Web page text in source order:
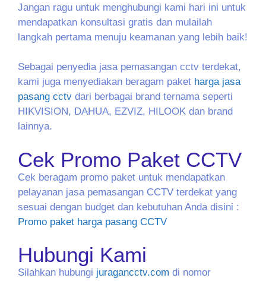
Jangan ragu untuk menghubungi kami hari ini untuk
mendapatkan konsultasi gratis dan mulailah
langkah pertama menuju keamanan yang lebih baik!
Sebagai penyedia jasa pemasangan cctv terdekat,
kami juga menyediakan beragam paket harga jasa
pasang cctv dari berbagai brand ternama seperti
HIKVISION, DAHUA, EZVIZ, HILOOK dan brand
lainnya.
Cek Promo Paket CCTV
Cek beragam promo paket untuk mendapatkan
pelayanan jasa pemasangan CCTV terdekat yang
sesuai dengan budget dan kebutuhan Anda disini :
Promo paket harga pasang CCTV
Hubungi Kami
Silahkan hubungi juragancctv.com di nomor